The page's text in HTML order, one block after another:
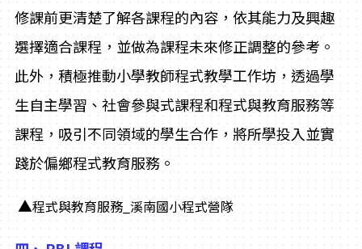
修課前更清楚了解各課程的內容，依其能力及興趣
選擇適合課程，並做為課程未來修正調整的參考。
此外，積極推動小學教師程式教學工作坊，透過學
生自主學習、社會參與式課程和程式與教育服務等
課程，吸引不同領域的學生合作，將所學投入並實
踐於偏鄉程式教育服務。
▲程式與教育服務_溪南國小程式營隊